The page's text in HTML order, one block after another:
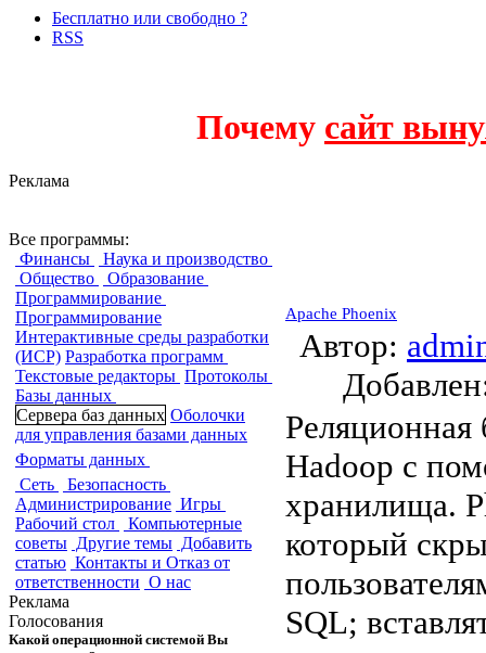
Бесплатно или свободно ?
RSS
Почему сайт
Реклама
Все программы:
Финансы
Наука и производство
Общество
Образование
Программирование
Программирование
Интерактивные среды разработки
(ИСР) Разработка программ
Текстовые редакторы Протоколы
Базы данных
Сервера баз данных Оболочки
для управления базами данных
Форматы данных
Сеть
Безопасность
Администрирование Игры
Рабочий стол
Компьютерные
советы Другие темы Добавить
статью Контакты и Отказ от
ответственности О нас
Реклама
Голосования
Какой операционной системой Вы
Apache Phoenix
Автор:
Реляционная
Hadoop с
хранилища.
который
SQL;